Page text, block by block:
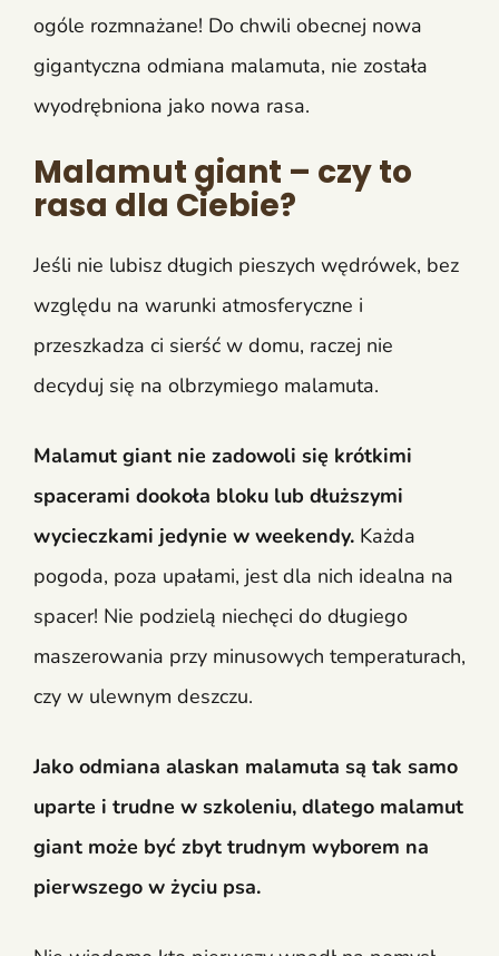
ogóle rozmnażane! Do chwili obecnej nowa
gigantyczna odmiana malamuta, nie została
wyodrębniona jako nowa rasa.
Malamut giant – czy to
rasa dla Ciebie?
Jeśli nie lubisz długich pieszych wędrówek, bez
względu na warunki atmosferyczne i
przeszkadza ci sierść w domu, raczej nie
decyduj się na olbrzymiego malamuta.
Malamut giant nie zadowoli się krótkimi
spacerami dookoła bloku lub dłuższymi
wycieczkami jedynie w weekendy. Każda
pogoda, poza upałami, jest dla nich idealna na
spacer! Nie podzielą niechęci do długiego
maszerowania przy minusowych temperaturach,
czy w ulewnym deszczu.
Jako odmiana alaskan malamuta są tak samo
uparte i trudne w szkoleniu, dlatego malamut
giant może być zbyt trudnym wyborem na
pierwszego w życiu psa.